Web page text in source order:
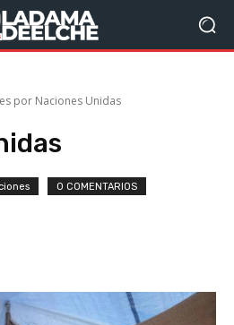
por Naciones Unidas
0 COMENTARIOS